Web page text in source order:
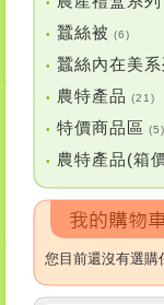
•
• 蠶絲被 (6)
• 蠶絲內在美系
• 農特產品 (21)
• 特價商品區 (5)
• 農特產品(箱
您目前還沒有選購